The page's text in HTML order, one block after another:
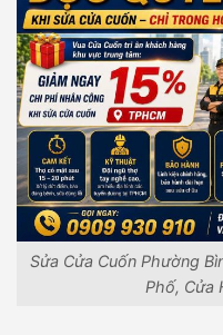
Sửa Cửa Cuốn Phường
Phố, Cửa